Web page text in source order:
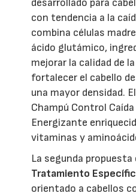
desarrollado para
con tendencia a la
combina células
ácido glutámico,
mejorar la calidad de
fortalecer el cabello
una mayor densidad.
Champú Control
Energizante
vitaminas y
La segunda
Tratamiento
orientado a cabellos